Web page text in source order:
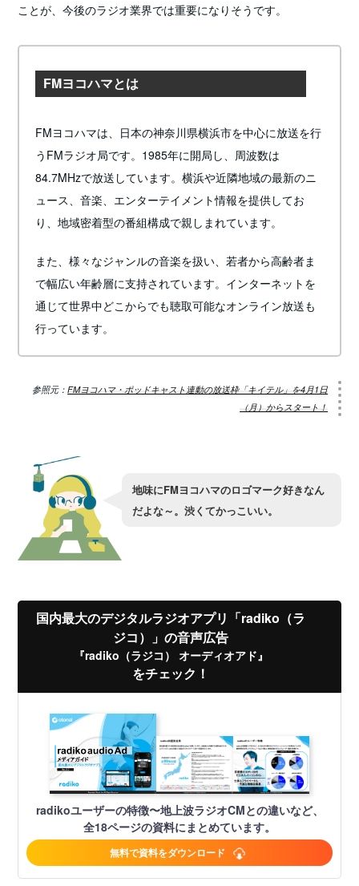
ことが、今後のラジオ業界では重要になりそうです。
FMヨコハマとは
FMヨコハマは、日本の神奈川県横浜市を中心に放送を行
うFMラジオ局です。1985年に開局し、周波数は
84.7MHzで放送しています。横浜や近隣地域の最新のニ
ュース、音楽、エンターテイメント情報を提供してお
り、地域密着型の番組構成で親しまれています。
また、様々なジャンルの音楽を扱い、若者から高齢者ま
で幅広い年齢層に支持されています。インターネットを
通じて世界中どこからでも聴取可能なオンライン放送も
行っています。
参照元：FMヨコハマ・ポッドキャスト連動の放送枠「キイテル」を4月1日
（月）からスタート！
地味にFMヨコハマのロゴマーク好きなん
だよな～。渋くてかっこいい。
国内最大のデジタルラジオアプリ「radiko（ラ
ジコ）」の音声広告
『radiko（ラジコ） オーディオアド』
をチェック！
radikoユーザーの特徴〜地上波ラジオCMとの違いなど、
全18ページの資料にまとめています。
無料で資料をダウンロード